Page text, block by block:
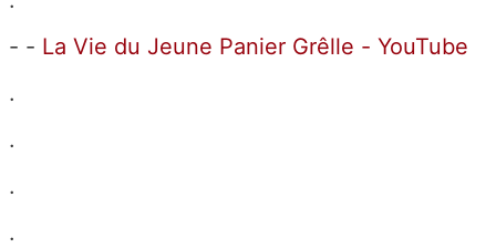
- - La Vie du Jeune Panier Grêlle - YouTube
.
.
.
.